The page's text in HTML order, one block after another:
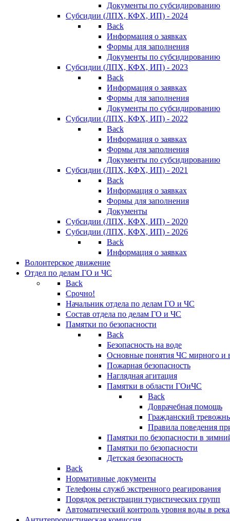
Документы по субсидированию
Субсидии (ЛПХ, КФХ, ИП) - 2024
Back
Информация о заявках
Формы для заполнения
Документы по субсидированию
Субсидии (ЛПХ, КФХ, ИП) - 2023
Back
Информация о заявках
Формы для заполнения
Документы по субсидированию
Субсидии (ЛПХ, КФХ, ИП) - 2022
Back
Информация о заявках
Формы для заполнения
Документы по субсидированию
Субсидии (ЛПХ, КФХ, ИП) - 2021
Back
Информация о заявках
Формы для заполнения
Документы
Субсидии (ЛПХ, КФХ, ИП) - 2020
Субсидии (ЛПХ, КФХ, ИП) - 2026
Back
Информация о заявках
Волонтерское движение
Отдел по делам ГО и ЧС
Back
Срочно!
Начальник отдела по делам ГО и ЧС
Состав отдела по делам ГО и ЧС
Памятки по безопасности
Back
Безопасность на воде
Основные понятия ЧС мирного и
Пожарная безопасность
Наглядная агитация
Памятки в области ГОиЧС
Back
Доврачебная помощь
Гражданский
Правила поведения
Памятки по безопасности в
Памятки по безопасности
Детская безопасность
Back
Нормативные документы
Телефоны служб экстренного реагирования
Порядок регистрации туристических групп
Автоматический контроль уровня воды в